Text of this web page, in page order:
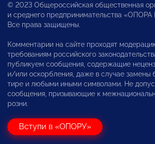
© 2023 Общероссийская общественная
и среднего предпринимательства
Все права защищены.
Комментарии на сайте проходят
требованиям российского
публикуем сообщения, содержащие
и/или оскорбления, даже в случае замены
тире и любыми иными символами. Не
сообщения, призывающие к
розни.
Вступи в «ОПОРУ»